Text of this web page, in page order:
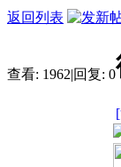
返回列表
查看: 1962|回复: 0